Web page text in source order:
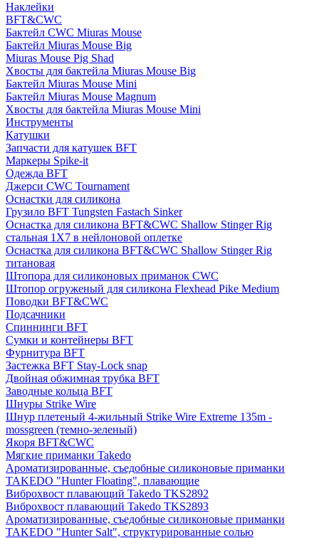
Наклейки
BFT&CWC
Бактейл CWC Miuras Mouse
Бактейл Miuras Mouse Big
Miuras Mouse Pig Shad
Хвосты для бактейла Miuras Mouse Big
Бактейл Miuras Mouse Mini
Бактейл Miuras Mouse Magnum
Хвосты для бактейла Miuras Mouse Mini
Инструменты
Катушки
Запчасти для катушек BFT
Маркеры Spike-it
Одежда BFT
Джерси CWC Tournament
Оснастки для силикона
Грузило BFT Tungsten Fastach Sinker
Оснастка для силикона BFT&CWC Shallow Stinger Rig
стальная 1X7 в нейлоновой оплетке
Оснастка для силикона BFT&CWC Shallow Stinger Rig
титановая
Штопора для силиконовых приманок CWC
Штопор огруженый для силикона Flexhead Pike Medium
Поводки BFT&CWC
Подсачники
Спиннинги BFT
Сумки и контейнеры BFT
Фурнитура BFT
Застежка BFT Stay-Lock snap
Двойная обжимная трубка BFT
Заводные кольца BFT
Шнуры Strike Wire
Шнур плетеный 4-жильный Strike Wire Extreme 135m -
mossgreen (темно-зеленый)
Якоря BFT&CWC
Мягкие приманки Takedo
Ароматизированные, съедобные силиконовые приманки
TAKEDO "Hunter Floating", плавающие
Виброхвост плавающий Takedo TKS2892
Виброхвост плавающий Takedo TKS2893
Ароматизированные, съедобные силиконовые приманки
TAKEDO "Hunter Salt", структурированные солью